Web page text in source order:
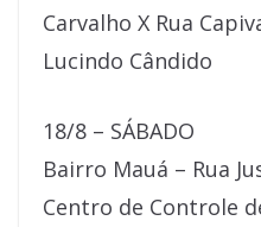
Carvalho X Rua
Lucindo Cândido
18/8 – SÁBADO
Bairro Mauá – Rua
Centro de Controle